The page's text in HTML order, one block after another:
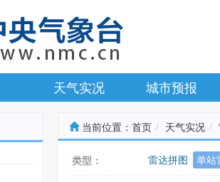
天气实况 城市预报
当前位置： 首页 天气实况
类型： 雷达拼图 单站